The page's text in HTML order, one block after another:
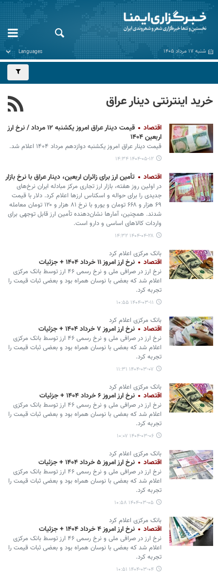
شنبه ۱۷ مرداد ۱۴۰۵
خرید اینترنتی دینار عراق
اقتصاد
قیمت دینار عراق امروز یکشنبه ۱۲ مرداد / نرخ ارز
اربعین ۱۴۰۴
قیمت دینار عراق امروز یکشنبه دوازدهم مرداد ۱۴۰۴ اعلام شد.
۱۴۰۴-۰۵-۱۲ ۱۴:۳۴
اقتصاد تأمین ارز برای زائران اربعین، دینار عراق با نرخ بازار
در اولین روز هفته، بازار ارز تجاری مرکز مبادله ایران نرخ‌های
جدیدی را برای حواله و اسکناس ارزها اعلام کرد. دلار با قیمت
۶۹ هزار و ۶۶۸ تومان و یورو با نرخ ۸۱ هزار و ۱۲۰ تومان معامله
شدند. همچنین، آمارها نشان‌دهنده تأمین ارز قابل توجهی برای
واردات کالاهای اساسی و دارو است.
۱۴۰۴-۰۴-۲۸ ۱۴:۳۲
بانک مرکزی اعلام کرد
اقتصاد نرخ ارز امروز ۱۱ خرداد ۱۴۰۴ + جزئیات
نرخ ارز در صرافی ملی و نرخ رسمی ۴۶ ارز توسط بانک مرکزی
اعلام شد که بعضی با نوسان همراه بود و بعضی ثبات قیمت را
تجربه کرد.
۱۴۰۴-۰۳-۱۱ ۱۰:۵۵
بانک مرکزی اعلام کرد
اقتصاد نرخ ارز امروز ۷ خرداد ۱۴۰۴ + جزئیات
نرخ ارز در صرافی ملی و نرخ رسمی ۴۶ ارز توسط بانک مرکزی
اعلام شد که بعضی با نوسان همراه بود و بعضی ثبات قیمت را
تجربه کرد.
۱۴۰۴-۰۳-۰۷ ۱۱:۳۱
بانک مرکزی اعلام کرد
اقتصاد نرخ ارز امروز ۶ خرداد ۱۴۰۴ + جزئیات
نرخ ارز در صرافی ملی و نرخ رسمی ۴۶ ارز توسط بانک مرکزی
اعلام شد که بعضی با نوسان همراه بود و بعضی ثبات قیمت را
تجربه کرد.
۱۴۰۴-۰۳-۰۶ ۱۰:۰۷
بانک مرکزی اعلام کرد
اقتصاد نرخ ارز امروز ۵ خرداد ۱۴۰۴ + جزئیات
نرخ ارز در صرافی ملی و نرخ رسمی ۴۶ ارز توسط بانک مرکزی
اعلام شد که بعضی با نوسان همراه بود و بعضی ثبات قیمت را
تجربه کرد.
۱۴۰۴-۰۳-۰۵ ۱۰:۵۸
بانک مرکزی اعلام کرد
اقتصاد نرخ ارز امروز ۴ خرداد ۱۴۰۴ + جزئیات
نرخ ارز در صرافی ملی و نرخ رسمی ۴۶ ارز توسط بانک مرکزی
اعلام شد که بعضی با نوسان همراه بود و بعضی ثبات قیمت را
تجربه کرد.
۱۴۰۴-۰۳-۰۴ ۱۰:۵۱